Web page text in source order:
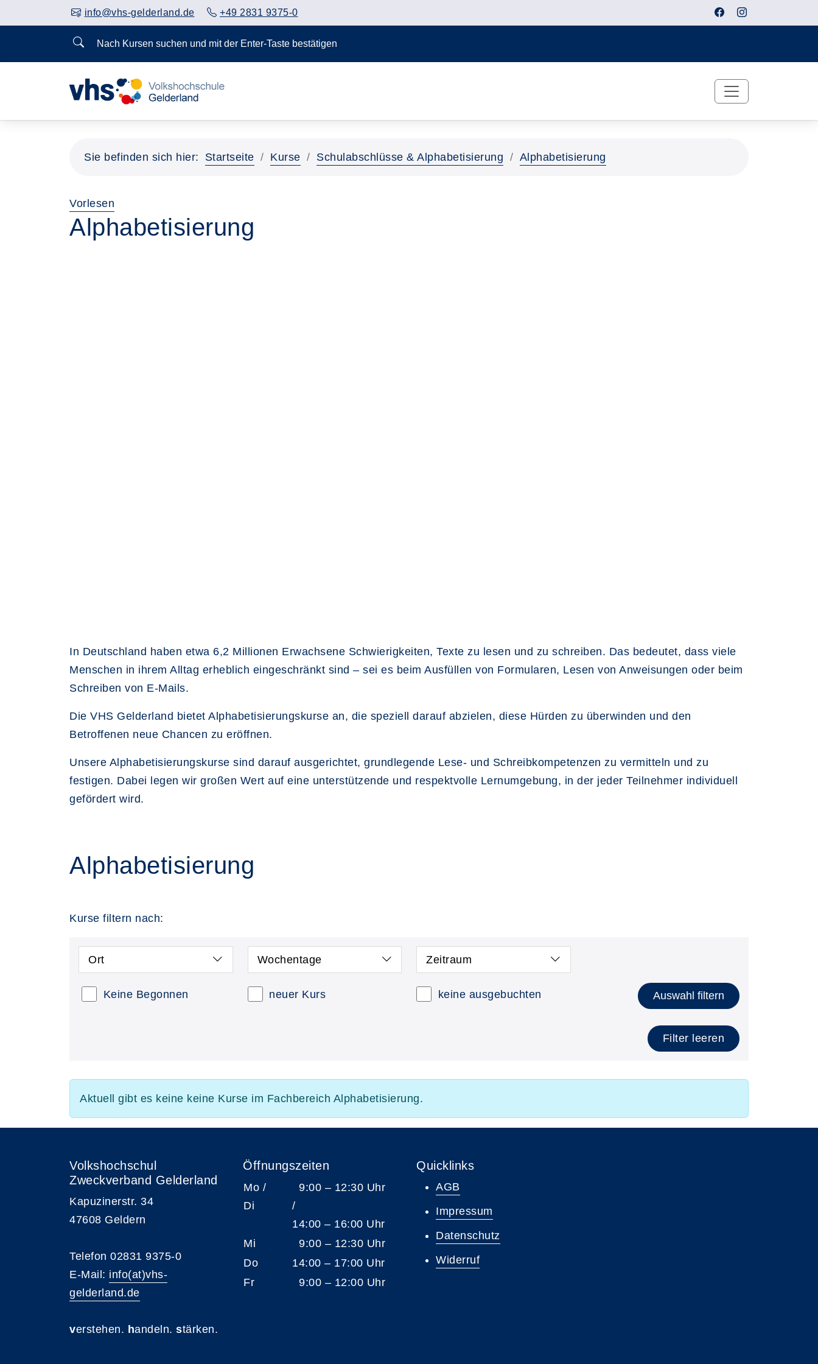
info@vhs-gelderland.de +49 2831 9375-0
Nach Kursen suchen und mit der Enter-Taste bestätigen
Sie befinden sich hier: Startseite Kurse Schulabschlüsse & Alphabetisierung Alphabetisierung
Vorlesen
Alphabetisierung
In Deutschland haben etwa 6,2 Millionen Erwachsene Schwierigkeiten, Texte zu lesen und zu schreiben. Das bedeutet, dass viele
Menschen in ihrem Alltag erheblich eingeschränkt sind – sei es beim Ausfüllen von Formularen, Lesen von Anweisungen oder beim
Schreiben von E-Mails.
Die VHS Gelderland bietet Alphabetisierungskurse an, die speziell darauf abzielen, diese Hürden zu überwinden und den
Betroffenen neue Chancen zu eröffnen.
Unsere Alphabetisierungskurse sind darauf ausgerichtet, grundlegende Lese- und Schreibkompetenzen zu vermitteln und zu
festigen. Dabei legen wir großen Wert auf eine unterstützende und respektvolle Lernumgebung, in der jeder Teilnehmer individuell
gefördert wird.
Alphabetisierung
Kurse filtern nach:
Ort Wochentage Zeitraum
Keine Begonnen neuer Kurs keine ausgebuchten Auswahl filtern
Filter leeren
Aktuell gibt es keine keine Kurse im Fachbereich Alphabetisierung.
Volkshochschul
Zweckverband Gelderland
Kapuzinerstr. 34
47608 Geldern
Telefon 02831 9375-0
E-Mail: info(at)vhs-
gelderland.de
verstehen. handeln. stärken.
Öffnungszeiten
Mo /
Di
9:00 – 12:30 Uhr
/
14:00 – 16:00 Uhr
Mi
9:00 – 12:30 Uhr
Do
14:00 – 17:00 Uhr
Fr
9:00 – 12:00 Uhr
Quicklinks
AGB
Impressum
Datenschutz
Widerruf